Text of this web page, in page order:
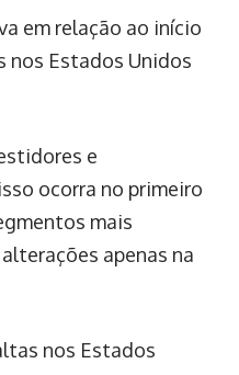
em relação ao início
nos Estados Unidos
e
ocorra no primeiro
mais
apenas na
nos Estados